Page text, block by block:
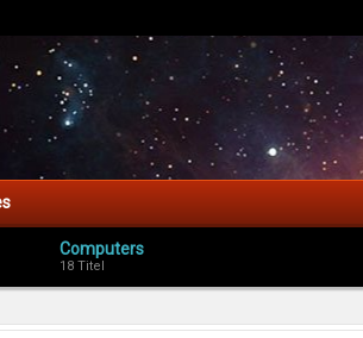
Computers
18 Titel